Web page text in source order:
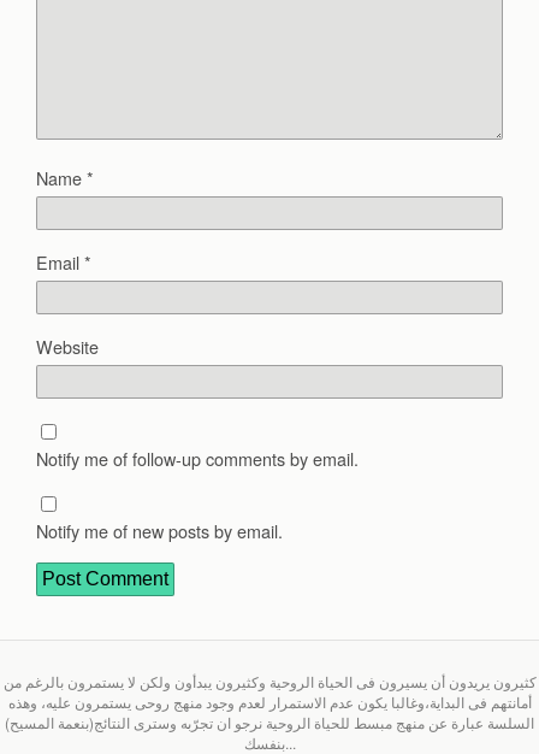
Name*
Email*
Website
Notify me of follow-up comments by email.
Notify me of new posts by email.
كثيرون يريدون أن يسيرون فى الحياة الروحية وكثيرون يبدأون ولكن لا يستمرون بالرغم من
أمانتهم فى البداية،وغالبا يكون عدم الاستمرار لعدم وجود منهج روحى يستمرون عليه، وهذه
السلسة عبارة عن منهج مبسط للحياة الروحية نرجو ان تجرّبه وسترى النتائج(بنعمة المسيح)
بنفسك...